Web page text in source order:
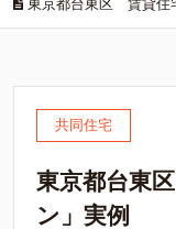
東京都台東区 賃貸住
共同住宅
東京都台東
ン」実例